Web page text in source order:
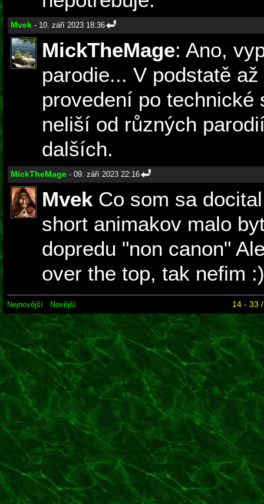
Mvek - 10. září 2023 18:36
MickTheMage: Ano,
parodie... V podstatě
provedení po
neliší od různých
dalších.
MickTheMage - 09. září 2023 22:16
Mvek Co som sa
short animakov malo
dopredu "non canon"
over the top, tak nefim :)
Nejnovější Novější 14 - 33